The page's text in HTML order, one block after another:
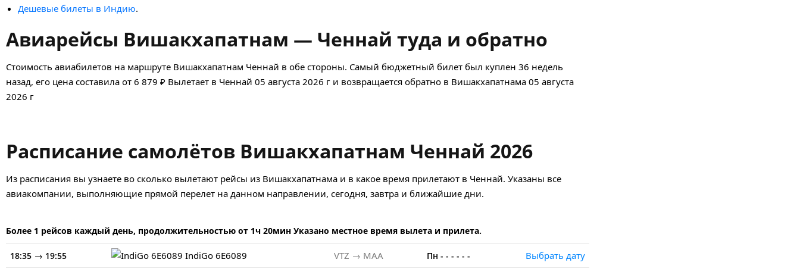
Дешевые билеты в Индию.
Авиарейсы Вишакхапатнам — Ченнай туда и обратно
Стоимость авиабилетов на маршруте Вишакхапатнам Ченнай в обе стороны. Самый бюджетный билет был куплен 36 недель
назад, его цена составила от 6 879 ₽ Вылетает в Ченнай 05 августа 2026 г и возвращается обратно в Вишакхапатнама 05 августа
2026 г
Расписание самолётов Вишакхапатнам Ченнай 2026
Из расписания вы узнаете во сколько вылетают рейсы из Вишакхапатнама и в какое время прилетают в Ченнай. Указаны все
авиакомпании, выполняющие прямой перелет на данном направлении, сегодня, завтра и ближайшие дни.
Более 1 рейсов каждый день, продолжительностью от 1ч 20мин Указано местное время вылета и прилета.
18:35 → 19:55 IndiGo6E6089 VTZ → MAA Пн - - - - - - Выбрать дату